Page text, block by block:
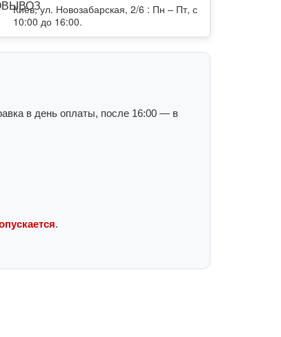
Киев, ул. Новозабарская, 2/6 : Пн – Пт, с
10:00 до 16:00.
в день оплаты, после 16:00 — в
.